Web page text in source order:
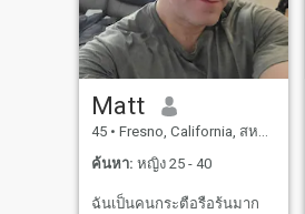
Matt
45 • Fresno, California, สหรัฐอเมริกา
ค้นหา: หญิง 25 - 40
ฉันเป็นคนกระตือรือร้นมาก